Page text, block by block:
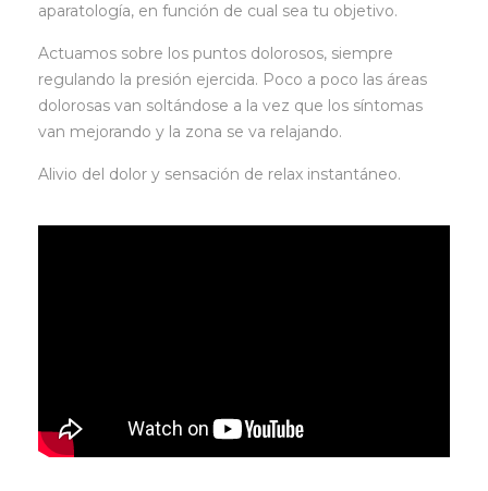
aparatología, en función de cual sea tu objetivo.
Actuamos sobre los puntos dolorosos, siempre
regulando la presión ejercida. Poco a poco las áreas
dolorosas van soltándose a la vez que los síntomas
van mejorando y la zona se va relajando.
Alivio del dolor y sensación de relax instantáneo.